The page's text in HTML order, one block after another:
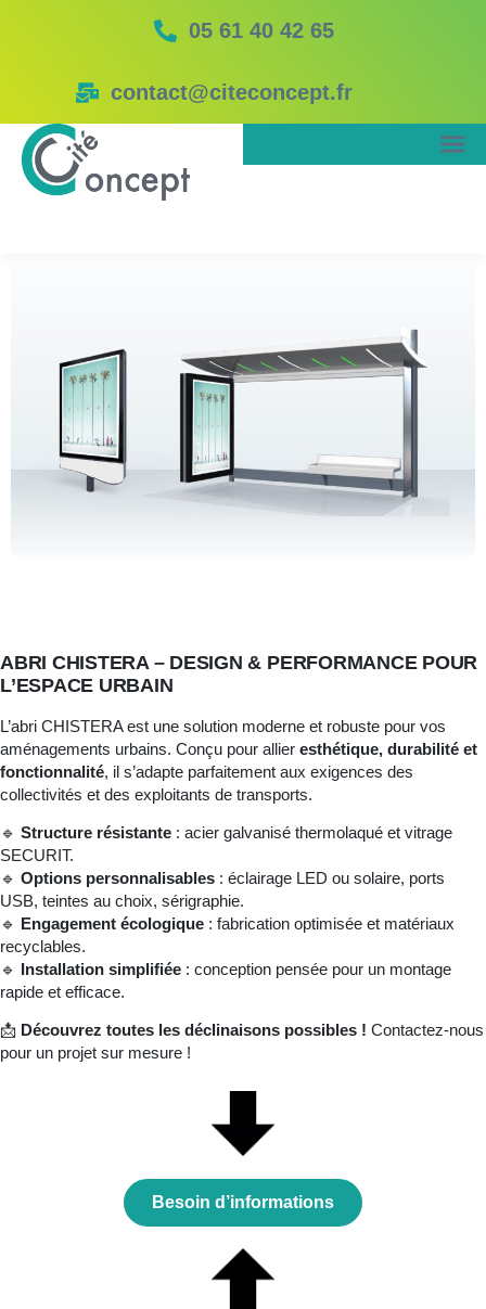
05 61 40 42 65
contact@citeconcept.fr
ABRI CHISTERA – DESIGN & PERFORMANCE POUR
L’ESPACE URBAIN
L’abri CHISTERA est une solution moderne et robuste pour vos
aménagements urbains. Conçu pour allier esthétique, durabilité et
fonctionnalité, il s’adapte parfaitement aux exigences des
collectivités et des exploitants de transports.
🔹 Structure résistante : acier galvanisé thermolaqué et vitrage
SECURIT.
🔹 Options personnalisables : éclairage LED ou solaire, ports
USB, teintes au choix, sérigraphie.
🔹 Engagement écologique : fabrication optimisée et matériaux
recyclables.
🔹 Installation simplifiée : conception pensée pour un montage
rapide et efficace.
📩 Découvrez toutes les déclinaisons possibles ! Contactez-nous
pour un projet sur mesure !
Besoin d’informations